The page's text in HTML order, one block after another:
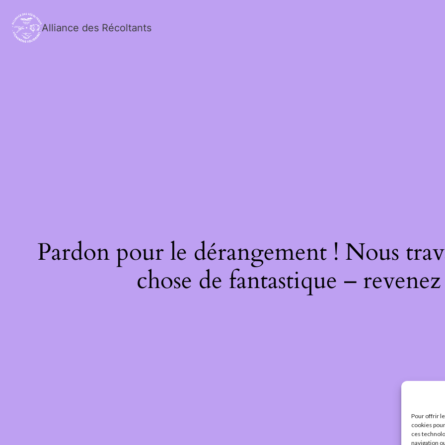
Pour offrir
cookies
ces
navigation
Alliance des Récoltants
Pardon pour le dérangement ! Nous
chose de fantastique –